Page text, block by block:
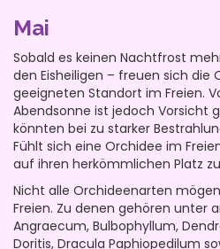
Mai
Sobald es keinen Nachtfrost
den Eisheiligen – freuen sich die
geeigneten Standort im Freien.
Abendsonne ist jedoch Vorsicht
könnten bei zu starker
Fühlt sich eine Orchidee im
auf ihren herkömmlichen Platz
Nicht alle Orchideenarten
Freien. Zu denen gehören unter
Angraecum, Bulbophyllum,
Doritis, Dracula Paphiopedilum